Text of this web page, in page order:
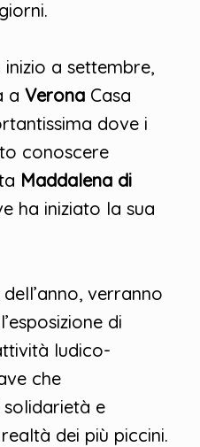
a settembre,
a Verona Casa
dove i
conoscere
Maddalena di
ha iniziato la sua
verranno
di
ludico-
che
e
dei più piccini.